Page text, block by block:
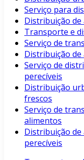
Serviço para
Distribuição
Transporte e
Serviço de
Distribuição
Serviço de
perecíveis
Distribuição
frescos
Serviço de
alimentos
Distribuição
perecíveis